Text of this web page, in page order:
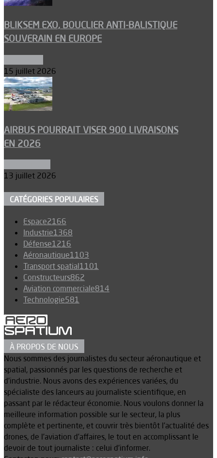
BLIKSEM EXO, BOUCLIER ANTI-BALISTIQUE
SOUVERAIN EN EUROPE
15 juillet 2026
AIRBUS POURRAIT VISER 900 LIVRAISONS
EN 2026
13 juillet 2026
CATÉGORIES POPULAIRES
Espace2166
Industrie1368
Défense1216
Aéronautique1103
Transport spatial1101
Constructeurs862
Aviation commerciale814
Technologie581
À PROPOS DE NOUS
Nous sommes des journalistes du secteur aéronautique et
spatial, passionnés par les questions de recherche et
d’industrie. Nous avons des expériences variées, du
spécialiste des lanceurs au journaliste scientifique, en
passant par le rédacteur économie. Nous voulons donner la
meilleure information possible sur le secteur, la plus
complète et pertinente, et couvrir très bientôt l’actualité des
drones, de l’aviation d’affaires, le tout en accomplissant le
devoir de tout journaliste : celui d’informer.